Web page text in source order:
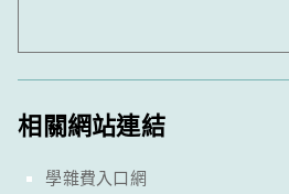
相關網站連結
學雜費入口網